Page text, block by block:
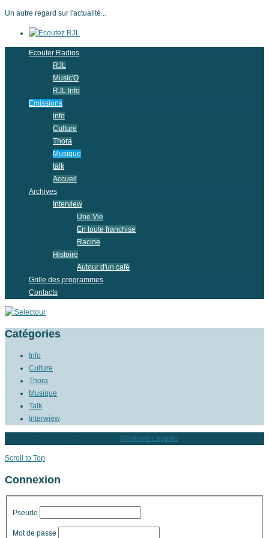
Un autre regard sur l'actualité...
Ecouter Radios
RJL
Music'O
RJL Info
Emissions
info
Culture
Thora
Musique
talk
Accueil
Archives
Interview
Une Vie
En toute franchise
Racine
Histoire
Autour d'un café
Grille des programmes
Contacts
Catégories
Info
Culture
Thora
Musique
Talk
Interwiew
Mentions Légales
Scroll to Top
Connexion
Pseudo
Mot de passe